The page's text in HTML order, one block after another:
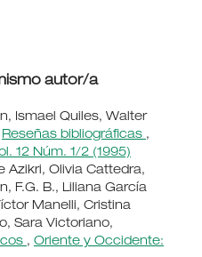
autor/a
Ismael Quiles, Walter
Reseñas bibliográficas ,
12 Núm. 1/2 (1995)
Azikri, Olivia Cattedra,
F.G. B., Liliana García
Manelli, Cristina
Sara Victoriano,
, Oriente y Occidente: